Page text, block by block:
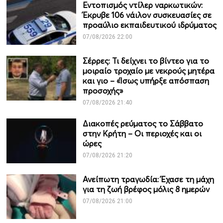
Εντοπισμός ντίλερ ναρκωτικών:
Έκρυβε 106 νάιλον συσκευασίες σε
προαύλιο εκπαιδευτικού ιδρύματος
07/08/2026 22:00
Σέρρες: Τι δείχνει το βίντεο για το
μοιραίο τροχαίο με νεκρούς μητέρα
και γιο – «Ίσως υπήρξε απόσπαση
προσοχής»
07/08/2026 21:40
Διακοπές ρεύματος το Σάββατο
στην Κρήτη – Οι περιοχές και οι
ώρες
07/08/2026 21:20
Ανείπωτη τραγωδία: Έχασε τη μάχη
για τη ζωή βρέφος μόλις 8 ημερών
07/08/2026 21:00